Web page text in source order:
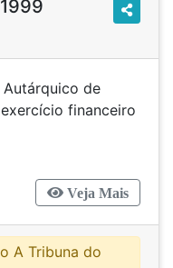
de
financeiro
Veja Mais
A Tribuna do